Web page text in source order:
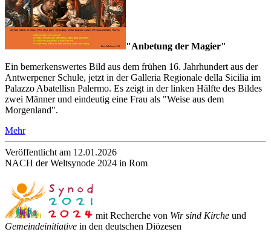
"Anbetung der Magier"
Ein bemerkenswertes Bild aus dem frühen 16. Jahrhundert aus der
Antwerpener Schule, jetzt in derGalleria Regionale della Sicilia im
Palazzo Abatellisn Palermo. Es zeigt in der linken Hälfte des Bildes
zwei Männer und eindeutig eine Frau als "Weise aus dem
Morgenland".
Mehr
Veröffentlicht am 12­.01.2026
NACH der Weltsynode 2024 in Rom
mit Recherche von Wir sind Kirche und
Gemeindeinitiative in den deutschen Diözesen